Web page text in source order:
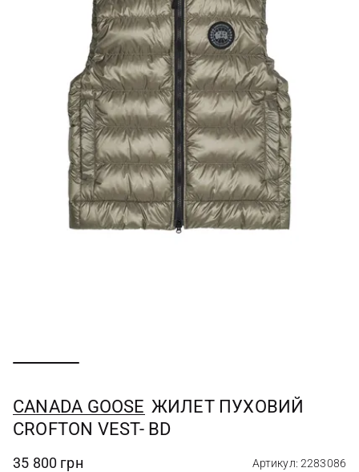
CANADA GOOSE ЖИЛЕТ ПУХОВИЙ
CROFTON VEST- BD
35 800 грн Артикул: 2283086